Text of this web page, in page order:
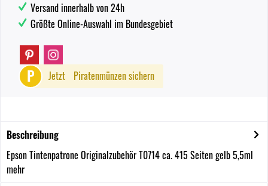
Versand innerhalb von 24h
Größte Online-Auswahl im Bundesgebiet
P Jetzt Piratenmünzen sichern
Beschreibung
Epson Tintenpatrone Originalzubehör T0714 ca. 415 Seiten gelb 5,5ml
mehr